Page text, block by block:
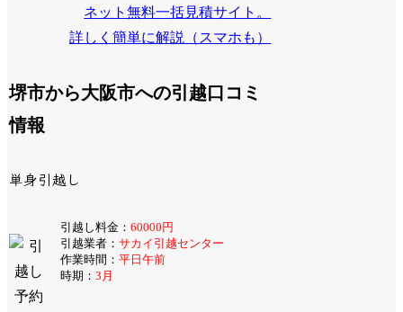
ネット無料一括見積サイト。
詳しく簡単に解説（スマホも）
堺市から大阪市への引越口コミ
情報
単身引越し
引越し料金： 60000円
引越業者： サカイ引越センター
作業時間： 平日午前
時期： 3月